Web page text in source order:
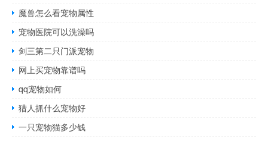
魔兽怎么看宠物属性
宠物医院可以洗澡吗
剑三第二只门派宠物
网上买宠物靠谱吗
qq宠物如何
猎人抓什么宠物好
一只宠物猫多少钱